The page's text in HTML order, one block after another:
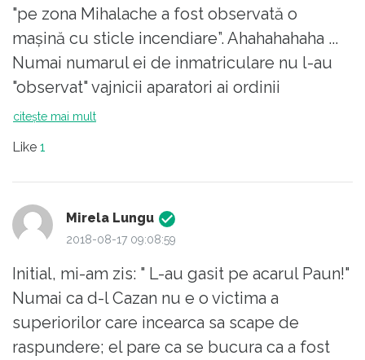
"pe zona Mihalache a fost observată o
mașină cu sticle incendiare”. Ahahahahaha ...
Numai numarul ei de inmatriculare nu l-au
"observat" vajnicii aparatori ai ordinii
constitutionale, doar incarcatura explozibila
peste weekend, nici chiar !"
citește mai mult
Like 1
Mirela Lungu
2018-08-17 09:08:59
Initial, mi-am zis: " L-au gasit pe acarul Paun!"
Numai ca d-l Cazan nu e o victima a
superiorilor care incearca sa scape de
raspundere; el pare ca se bucura ca a fost